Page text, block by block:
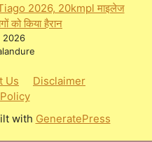
2026, 20kmpl माइलेज
को किया हैरान
2026
Us
Disclaimer
with GeneratePress